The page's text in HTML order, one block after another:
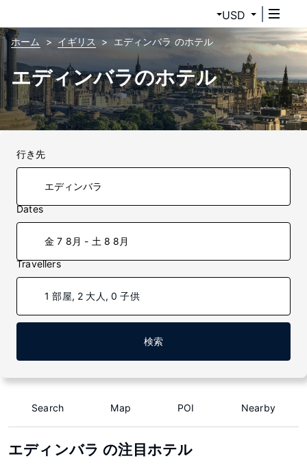
USD
ホーム イギリス エディンバラ のホテル
エディンバラのホテル
行き先
Dates
金 7 8月 - 土 8 8月
Travellers
1 部屋, 2 大人, 0 子供
検索
Search Map POI Nearby
エディンバラ の注目ホテル